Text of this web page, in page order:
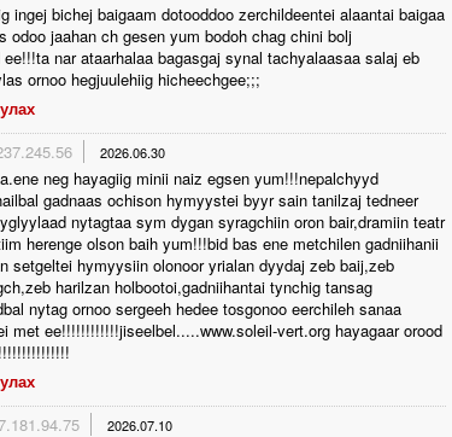
ingej bichej baigaam dotooddoo zerchildeentei alaantai baigaa
odoo jaahan ch gesen yum bodoh chag chini bolj
nar ataarhalaa bagasgaj synal tachyalaasaa salaj eb
ornoo hegjuulehiig hicheechgee;;;
2026.06.30
neg hayagiig minii naiz egsen yum!!!nepalchyyd
gadnaas ochison hymyystei byyr sain tanilzaj tedneer
nytagtaa sym dygan syragchiin oron bair,dramiin teatr
herenge olson baih yum!!!bid bas ene metchilen gadniihanii
setgeltei hymyysiin olonoor yrialan dyydaj zeb baij,zeb
harilzan holbootoi,gadniihantai tynchig tansag
nytag ornoo sergeeh hedee tosgonoo eerchileh sanaa
met ee!!!!!!!!!!!!jiseelbel.....www.soleil-vert.org hayagaar orood
2026.07.10